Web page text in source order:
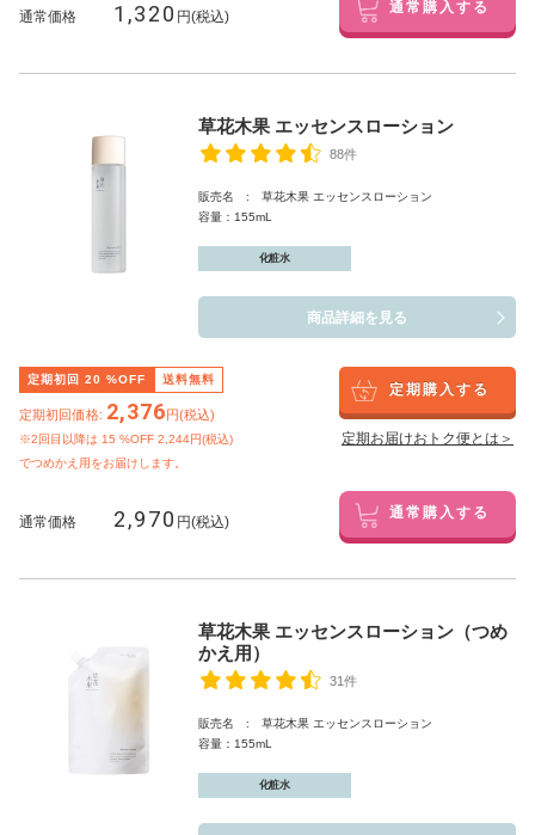
通常価格 1,320 円(税込) 通常購入する
草花木果 エッセンスローション
88件
販売名 : 草花木果 エッセンスローション
容量：155mL
化粧水
商品詳細を見る
定期初回 20 %OFF 送料無料
定期初回価格: 2,376円(税込)
※2回目以降は 15 %OFF 2,244円(税込)
でつめかえ用をお届けします。
定期購入する
定期お届けおトク便とは＞
通常価格 2,970 円(税込) 通常購入する
草花木果 エッセンスローション（つめ
かえ用）
31件
販売名 : 草花木果 エッセンスローション
容量：155mL
化粧水